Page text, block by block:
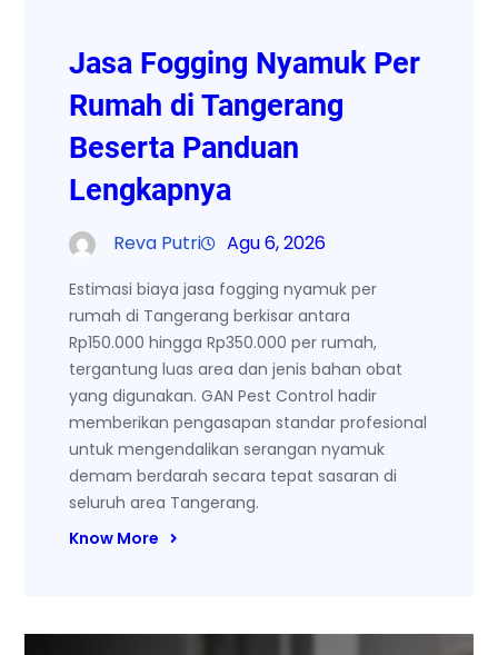
Jasa Fogging Nyamuk Per
Rumah di Tangerang
Beserta Panduan
Lengkapnya
Reva Putri Agu 6, 2026
Estimasi biaya jasa fogging nyamuk per
rumah di Tangerang berkisar antara
Rp150.000 hingga Rp350.000 per rumah,
tergantung luas area dan jenis bahan obat
yang digunakan. GAN Pest Control hadir
memberikan pengasapan standar profesional
untuk mengendalikan serangan nyamuk
demam berdarah secara tepat sasaran di
seluruh area Tangerang.
Know More